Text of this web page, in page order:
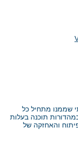
שממנו מתחיל כל
תוכנה בעלות
והאחזקה של